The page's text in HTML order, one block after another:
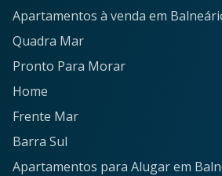
Apartamentos à venda em
Quadra Mar
Pronto Para Morar
Home
Frente Mar
Barra Sul
Apartamentos para Alugar em